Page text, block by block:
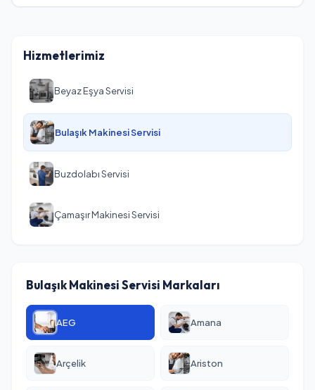
Hizmetlerimiz
Beyaz Eşya Servisi
Bulaşık Makinesi Servisi
Buzdolabı Servisi
Çamaşır Makinesi Servisi
Bulaşık Makinesi Servisi Markaları
AEG Amana
Arçelik Ariston